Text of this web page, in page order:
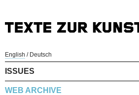
English / Deutsch
ISSUES
WEB ARCHIVE